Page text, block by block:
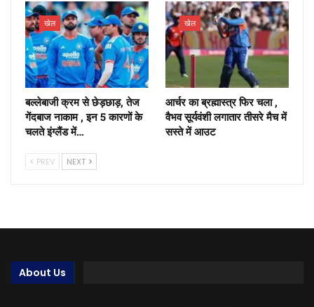
खेल
बल्लेबाजी क्रम से छेड़छाड़, तेज
गेंदबाज नाकाम , इन 5 कारणों के
चलते इंग्लैंड में…
खेल
आर्चर का ब्रह्मास्त्र फिर चला ,
वैभव सूर्यवंशी लगातार तीसरे मैच में
सस्ते में आउट
PREV NEXT
About Us